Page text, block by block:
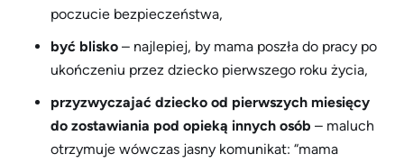
poczucie bezpieczeństwa,
być blisko – najlepiej, by mama poszła do pracy po
ukończeniu przez dziecko pierwszego roku życia,
przyzwyczajać dziecko od pierwszych miesięcy
do zostawiania pod opieką innych osób – maluch
otrzymuje wówczas jasny komunikat: “mama